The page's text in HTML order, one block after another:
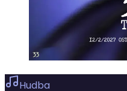
Hudba